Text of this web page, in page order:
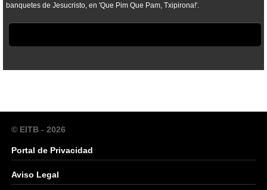
banquetes de Jesucristo, en 'Que Pim Que Pam, Txipirona!'.
© EITB - 2026
Portal de Privacidad
Aviso Legal